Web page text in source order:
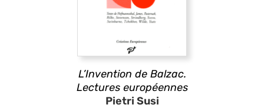
L’Invention de Balzac.
Lectures européennes
Pietri Susi